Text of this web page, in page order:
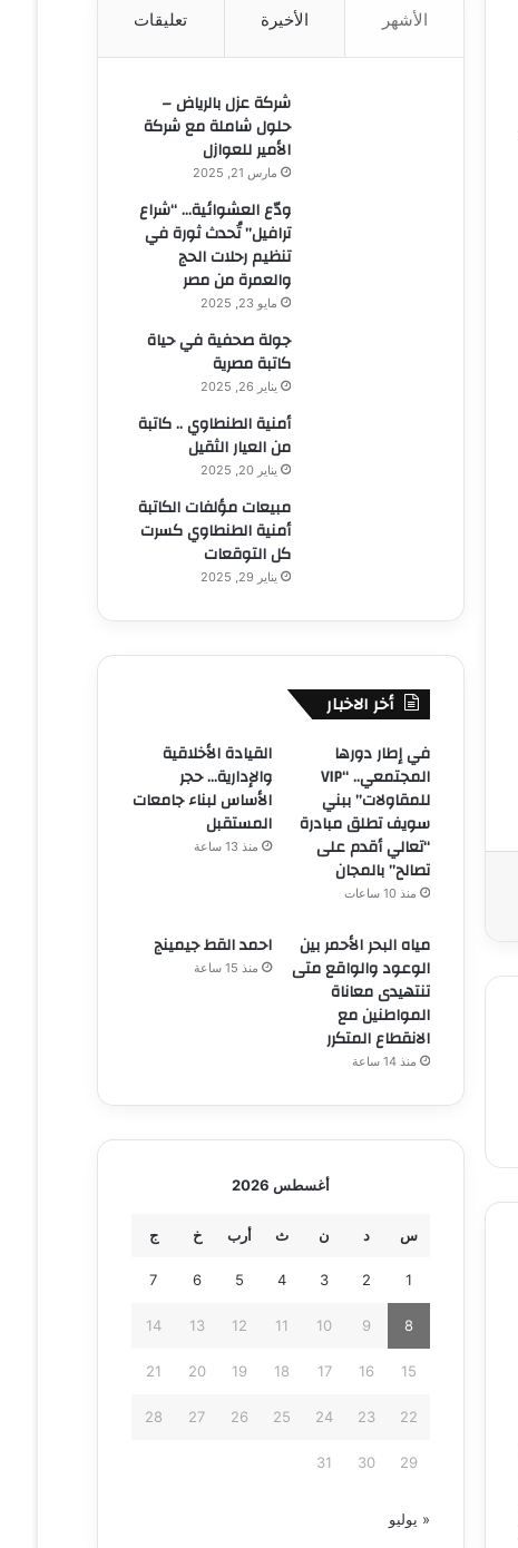
الأشهر الأخيرة تعليقات
شركة عزل بالرياض –
حلول شاملة مع شركة
الأمير للعوازل
مارس 21, 2025
ودّع العشوائية… “شراع
ترافيل” تُحدث ثورة في
تنظيم رحلات الحج
والعمرة من مصر
مايو 23, 2025
جولة صحفية في حياة
كاتبة مصرية
يناير 26, 2025
أمنية الطنطاوي .. كاتبة
من العيار الثقيل
يناير 20, 2025
مبيعات مؤلفات الكاتبة
أمنية الطنطاوي كسرت
كل التوقعات
يناير 29, 2025
أخر الاخبار
في إطار دورها
المجتمعي.. “VIP
للمقاولات” ببني
سويف تطلق مبادرة
“تعالي أقدم على
تصالح” بالمجان
منذ 10 ساعات
القيادة الأخلاقية
والإدارية… حجر
الأساس لبناء جامعات
المستقبل
منذ 13 ساعة
مياه البحر الأحمر بين
الوعود والواقع متى
تنتهيدى معاناة
المواطنين مع
الانقطاع المتكرر
منذ 14 ساعة
احمد القط جيمينج
منذ 15 ساعة
أغسطس 2026
س د ن ث أرب خ ج
1
2
3
4
5
6
7
8
9
10
11
12
13
14
15
16
17
18
19
20
21
22
23
24
25
26
27
28
29
30
31
« يوليو